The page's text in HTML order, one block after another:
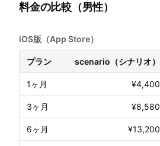
料金の比較（男性）
iOS版（App Store）
プラン scenario（シナリオ）
1ヶ月 ¥4,400
3ヶ月 ¥8,580
6ヶ月 ¥13,200